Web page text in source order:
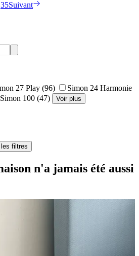
35Suivant
27 Play (96)
Simon 24 Harmonie
Simon 100 (47)
Voir plus
filtres
n'a jamais été aussi